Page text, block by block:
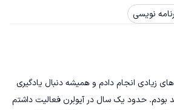
نویسی
من تا امروز پروژه‌های زیادی انجام دادم و همیشه دنبال یادگیری
جدید بودم. حدود یک سال در آیولِرن فعالیت داشتم